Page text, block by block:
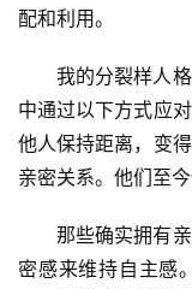
配和利用。
我的分裂样人
中通过以下方式应
他人保持距离，变
亲密关系。他们至
那些确实拥有
密感来维持自主感